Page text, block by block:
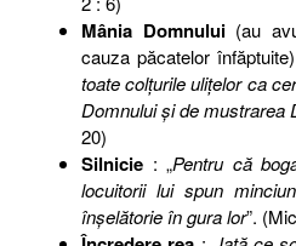
Mânia Domnului(au
cauza păcatelor
toate colţurile uliţelor ca
Domnului şi de mustrarea
20)
Silnicie : „Pentru că
locuitorii lui spun
înşelătorie în gura lor”.